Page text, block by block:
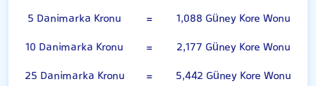
5 Danimarka Kronu
=
1,088 Güney Kore Wonu
10 Danimarka Kronu
=
2,177 Güney Kore Wonu
25 Danimarka Kronu
=
5,442 Güney Kore Wonu